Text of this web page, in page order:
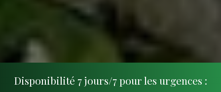
Disponibilité 7 jours/7 pour les urgences :